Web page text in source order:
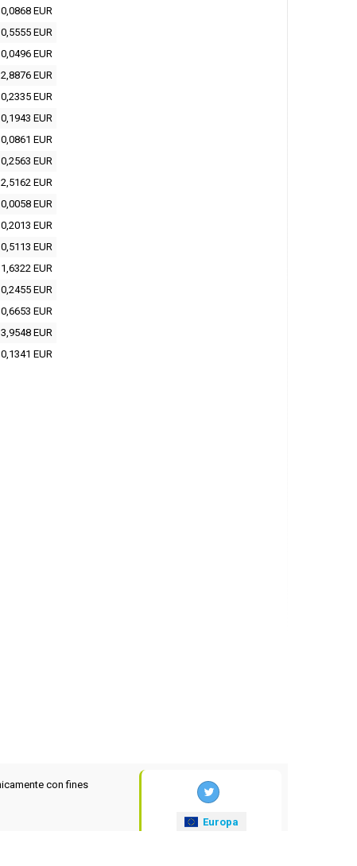
0,0868 EUR
0,5555 EUR
0,0496 EUR
2,8876 EUR
0,2335 EUR
0,1943 EUR
0,0861 EUR
0,2563 EUR
2,5162 EUR
0,0058 EUR
0,2013 EUR
0,5113 EUR
1,6322 EUR
0,2455 EUR
0,6653 EUR
3,9548 EUR
0,1341 EUR
con fines
Europa